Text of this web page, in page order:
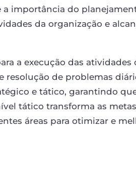
importância do
da organização e
a execução das atividades
resolução de problemas
e tático, garantindo
tático transforma as
áreas para otimizar e